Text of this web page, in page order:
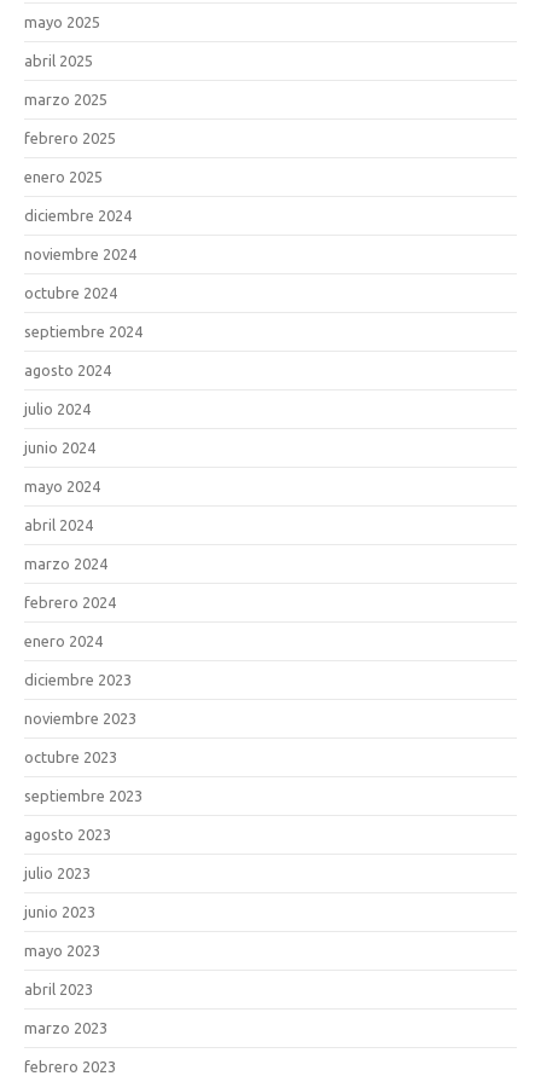
mayo 2025
abril 2025
marzo 2025
febrero 2025
enero 2025
diciembre 2024
noviembre 2024
octubre 2024
septiembre 2024
agosto 2024
julio 2024
junio 2024
mayo 2024
abril 2024
marzo 2024
febrero 2024
enero 2024
diciembre 2023
noviembre 2023
octubre 2023
septiembre 2023
agosto 2023
julio 2023
junio 2023
mayo 2023
abril 2023
marzo 2023
febrero 2023